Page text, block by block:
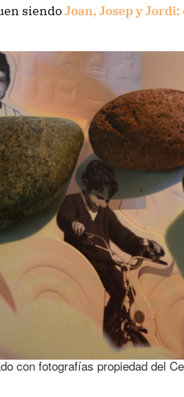
siendoJoan, Josep y
con fotografías propiedad del